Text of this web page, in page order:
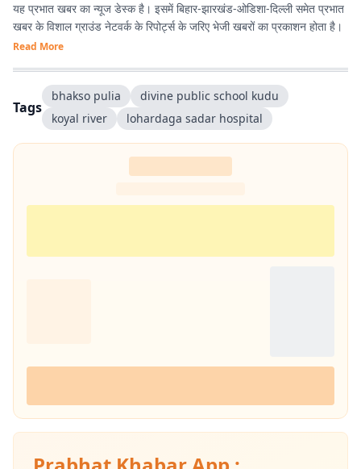
यह प्रभात खबर का न्यूज डेस्क है। इसमें बिहार-झारखंड-ओडिशा-दिल्‍ली समेत प्रभात
खबर के विशाल ग्राउंड नेटवर्क के रिपोर्ट्स के जरिए भेजी खबरों का प्रकाशन होता है।
Read More
Tags
bhakso pulia
divine public school kudu
koyal river
lohardaga sadar hospital